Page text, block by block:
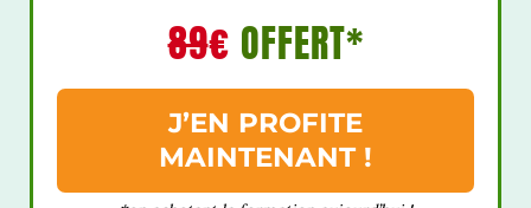
89€ OFFERT*
J’EN PROFITE
MAINTENANT !